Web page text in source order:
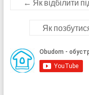
← Як відбілити
Як